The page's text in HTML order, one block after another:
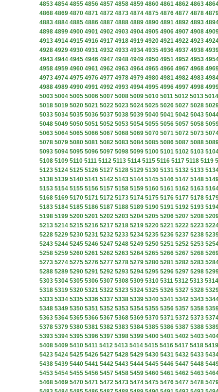
4853 4854 4855 4856 4857 4858 4859 4860 4861 4862 4863
4868 4869 4870 4871 4872 4873 4874 4875 4876 4877 4878
4883 4884 4885 4886 4887 4888 4889 4890 4891 4892 4893
4898 4899 4900 4901 4902 4903 4904 4905 4906 4907 4908
4913 4914 4915 4916 4917 4918 4919 4920 4921 4922 4923
4928 4929 4930 4931 4932 4933 4934 4935 4936 4937 4938
4943 4944 4945 4946 4947 4948 4949 4950 4951 4952 4953
4958 4959 4960 4961 4962 4963 4964 4965 4966 4967 4968
4973 4974 4975 4976 4977 4978 4979 4980 4981 4982 4983
4988 4989 4990 4991 4992 4993 4994 4995 4996 4997 4998
5003 5004 5005 5006 5007 5008 5009 5010 5011 5012 5013 5014
5018 5019 5020 5021 5022 5023 5024 5025 5026 5027 5028
5033 5034 5035 5036 5037 5038 5039 5040 5041 5042 5043
5048 5049 5050 5051 5052 5053 5054 5055 5056 5057 5058
5063 5064 5065 5066 5067 5068 5069 5070 5071 5072 5073
5078 5079 5080 5081 5082 5083 5084 5085 5086 5087 5088
5093 5094 5095 5096 5097 5098 5099 5100 5101 5102 5103
5108 5109 5110 5111 5112 5113 5114 5115 5116 5117 5118 5119
5123 5124 5125 5126 5127 5128 5129 5130 5131 5132 5133
5138 5139 5140 5141 5142 5143 5144 5145 5146 5147 5148
5153 5154 5155 5156 5157 5158 5159 5160 5161 5162 5163
5168 5169 5170 5171 5172 5173 5174 5175 5176 5177 5178
5183 5184 5185 5186 5187 5188 5189 5190 5191 5192 5193
5198 5199 5200 5201 5202 5203 5204 5205 5206 5207 5208
5213 5214 5215 5216 5217 5218 5219 5220 5221 5222 5223
5228 5229 5230 5231 5232 5233 5234 5235 5236 5237 5238
5243 5244 5245 5246 5247 5248 5249 5250 5251 5252 5253
5258 5259 5260 5261 5262 5263 5264 5265 5266 5267 5268
5273 5274 5275 5276 5277 5278 5279 5280 5281 5282 5283
5288 5289 5290 5291 5292 5293 5294 5295 5296 5297 5298
5303 5304 5305 5306 5307 5308 5309 5310 5311 5312 5313 5314
5318 5319 5320 5321 5322 5323 5324 5325 5326 5327 5328
5333 5334 5335 5336 5337 5338 5339 5340 5341 5342 5343
5348 5349 5350 5351 5352 5353 5354 5355 5356 5357 5358
5363 5364 5365 5366 5367 5368 5369 5370 5371 5372 5373
5378 5379 5380 5381 5382 5383 5384 5385 5386 5387 5388
5393 5394 5395 5396 5397 5398 5399 5400 5401 5402 5403
5408 5409 5410 5411 5412 5413 5414 5415 5416 5417 5418 5419
5423 5424 5425 5426 5427 5428 5429 5430 5431 5432 5433
5438 5439 5440 5441 5442 5443 5444 5445 5446 5447 5448
5453 5454 5455 5456 5457 5458 5459 5460 5461 5462 5463
5468 5469 5470 5471 5472 5473 5474 5475 5476 5477 5478